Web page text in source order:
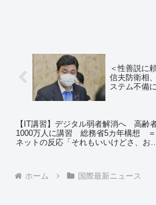
＜性善説に
信夫防衛相
ステム不備
て… やな！
もまた負け
【IT講習】デジタル弱者解消へ 高齢
1000万人に講習 総務省5カ年構想 ＝
ネットの反応「それもいいけどさ、お前
産するわけですね」
ホーム 国際最新ニュース